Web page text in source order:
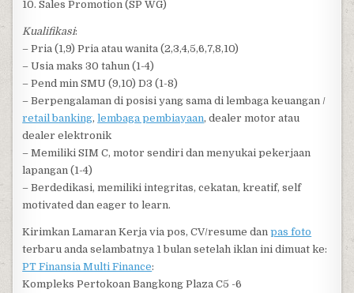
10. Sales Promotion (SP WG)
Kualifikasi:
– Pria (1,9) Pria atau wanita (2,3,4,5,6,7,8,10)
– Usia maks 30 tahun (1-4)
– Pend min SMU (9,10) D3 (1-8)
– Berpengalaman di posisi yang sama di lembaga keuangan /
retail banking,lembaga pembiayaan, dealer motor atau
dealer elektronik
– Memiliki SIM C, motor sendiri dan menyukai pekerjaan
lapangan (1-4)
– Berdedikasi, memiliki integritas, cekatan, kreatif, self
motivated dan eager to learn.
Kirimkan Lamaran Kerja via pos, CV/resume danpas foto
terbaru anda selambatnya 1 bulan setelah iklan ini dimuat ke:
PT Finansia Multi Finance:
Kompleks Pertokoan Bangkong Plaza C5 -6